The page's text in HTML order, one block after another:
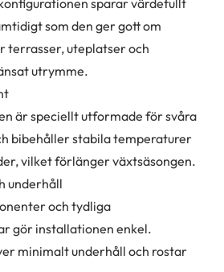
sparar värdefullt
som den ger gott om
terrasser, uteplatser och
utrymme.
är speciellt utformade för svåra
bibehåller stabila temperaturer
vilket förlänger växtsäsongen.
underhåll
och tydliga
gör installationen enkel.
minimalt underhåll och rostar